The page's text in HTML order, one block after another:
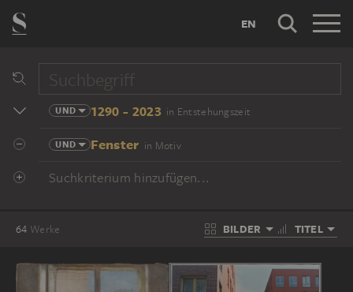
EN
UND 1290 - 2023 in Entstehungszeit
UND Fenster in Motiv
Suchkriterium hinzufügen...
64 Werke BILDER TITEL